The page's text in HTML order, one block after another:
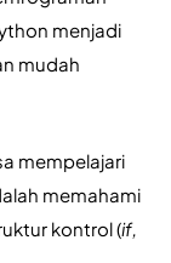
menjadi
mudah
mempelajari
memahami
kontrol (if,